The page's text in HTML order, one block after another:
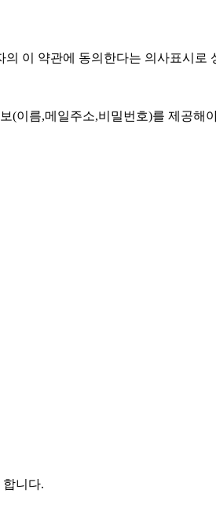
이 약관에 동의한다는 의사표시로
(이름,메일주소,비밀번호)를 제공해
니다.